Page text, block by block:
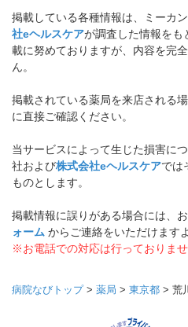
掲載している各種情報は、ミーカ
社eヘルスケアが調査した情報をも
載に努めておりますが、内容を完
ん。
掲載されている薬局を来店される
に直接ご確認ください。
当サービスによって生じた損害に
社および株式会社eヘルスケアでは
ものとします。
掲載情報に誤りがある場合には、
ォーム からご連絡をいただけます
※お電話での対応は行っておりま
病院なびトップ> 薬局 > 東京都 > 荒